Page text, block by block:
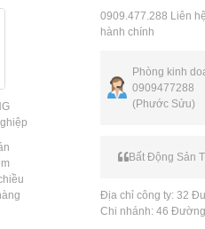
0909.477.288 Liên
hành chính
Phòng kinh
0909477288
(Phước Sửu)
Bất Động Sản
Địa chỉ công ty: 32
Chi nhánh: 46